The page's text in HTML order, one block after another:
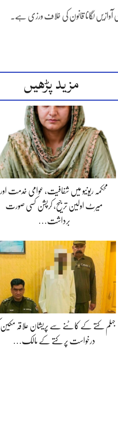
آوازیں لگانا قانون کی خلاف ورزی ہے۔
مزید پڑھیں
محکمہ ریونیو میں شفافیت، عوامی خدمت اور
میرٹ اولین ترجیح، کرپشن کسی صورت
برداشت…
جہلم کتے کے کاٹنے سے پریشان علاقہ مکین
درخواست پر کتے کے مالک…